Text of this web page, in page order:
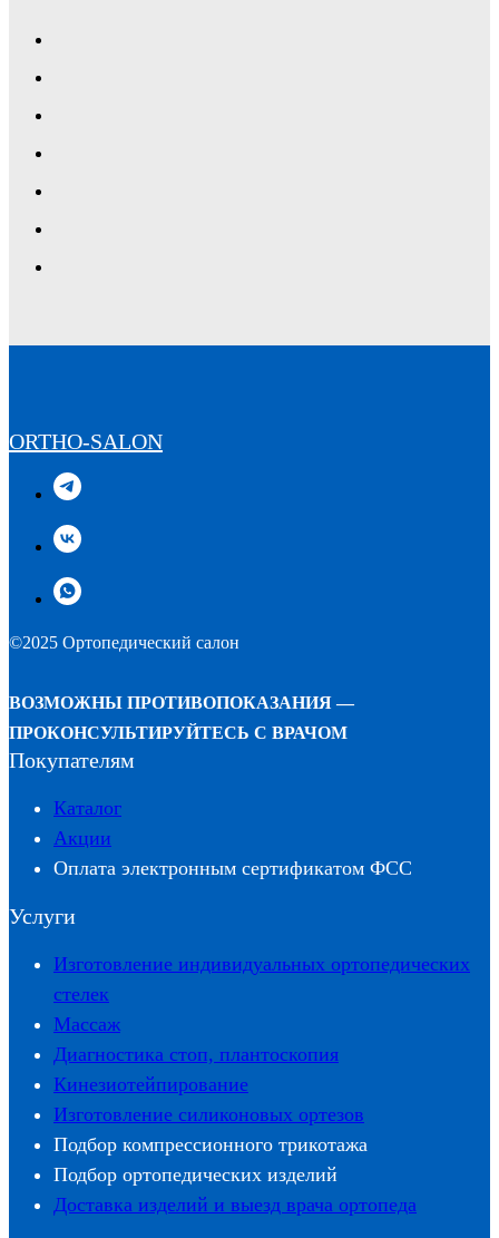
ORTHO-SALON
©2025 Ортопедический салон
ВОЗМОЖНЫ ПРОТИВОПОКАЗАНИЯ —
ПРОКОНСУЛЬТИРУЙТЕСЬ С ВРАЧОМ
Покупателям
Каталог
Акции
Оплата электронным сертификатом ФСС
Услуги
Изготовление индивидуальных ортопедических
стелек
Массаж
Диагностика стоп, плантоскопия
Кинезиотейпирование
Изготовление силиконовых ортезов
Подбор компрессионного трикотажа
Подбор ортопедических изделий
Доставка изделий и выезд врача ортопеда